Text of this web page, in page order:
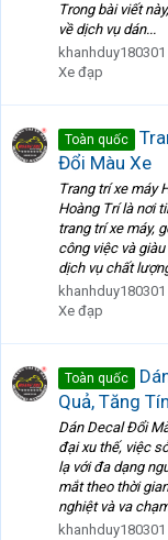
Trong bài viết
về dịch vụ dán...
khanhduy180301
Xe đạp
Toàn quốc
Đổi Màu Xe
Trang trí xe máy
Hoàng Trí là nơi
trang trí xe máy,
công việc và
dịch vụ chất
khanhduy180301
Xe đạp
Toàn quốc
Quả, Tăng
Dán Decal Đổi
đại xu thế, việc
lạ với đa dạng
mắt theo thời
nghiệt và va
khanhduy180301